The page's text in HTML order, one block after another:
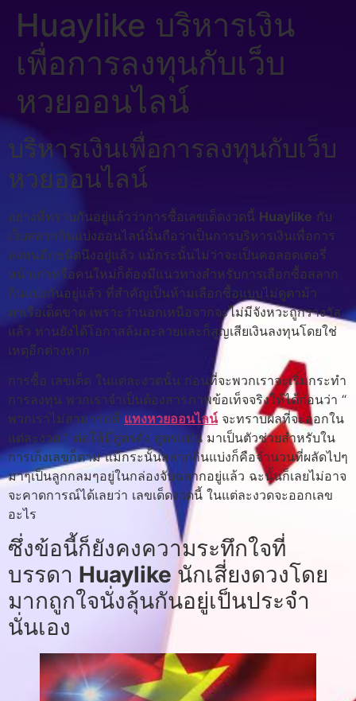
Huaylike บริหารเงิน
เพื่อการลงทุนกับเว็บ
หวยออนไลน์
บริหารเงินเพื่อการลงทุนกับเว็บ
หวยออนไลน์
อย่างที่ทราบกันอยู่แล้วว่าการซื้อเลขเด็ดงวดนี้ Huaylike กับ
เว็บสลากกินแบ่งออนไลน์นั้นถือว่าเป็นการบริหารเงินเพื่อการ
ลงทุนอีกชนิดนึงอยู่แล้ว แม้กระนั้นไม่ว่าจะเป็นคอลอตเตอรี่
หน้าเก่าหรือคนใหม่ก็ต้องมีแนวทางสำหรับการเลือกซื้อสลาก
กินแบ่งกันอยู่แล้ว ที่สำคัญเป็นห้ามเลือกซื้อแบบไม่ดูตาม้า
ตาเรือเด็ดขาด เพราะว่านอกเหนือจากจะไม่มีจังหวะถูกรางวัล
แล้ว ท่านยังได้โอกาสล้มละลายและก็สูญเสียเงินลงทุนโดยใช่
เหตุอีกต่างหาก
การซื้อ เลขเด็ด ในแต่ละงวดนั้น ก่อนที่จะพวกเราจะเริ่มกระทำ
การลงทุน พวกเราจำเป็นต้องสารภาพข้อเท็จจริงให้ได้ก่อนว่า “
พวกเราไม่สามารถที่ แทงหวยออนไลน์จะทราบผลที่จะออกใน
แต่ละงวด ” ต่อให้มีสูตรดัง สูตรแม่น มาเป็นตัวช่วยสำหรับใน
การเก็งเลขก็ตาม แม้กระนั้นสลากกินแบ่งก็คือจำนวนที่ผลัดไปๆ
มาๆเป็นลูกกลมๆอยู่ในกล่องจับฉลากอยู่แล้ว ฉะนั้นก็เลยไม่อาจ
จะคาดการณ์ได้เลยว่า เลขเด็ดงวดนี้ ในแต่ละงวดจะออกเลข
อะไร
ซึ่งข้อนี้ก็ยังคงความระทึกใจที่
บรรดา Huaylike นักเสี่ยงดวงโดย
มากถูกใจนั่งลุ้นกันอยู่เป็นประจำ
นั่นเอง